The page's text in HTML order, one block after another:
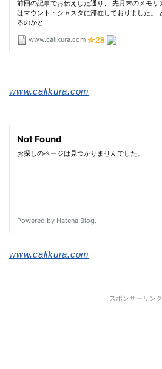
www.calikura.com
www.calikura.com
スポンサーリンク